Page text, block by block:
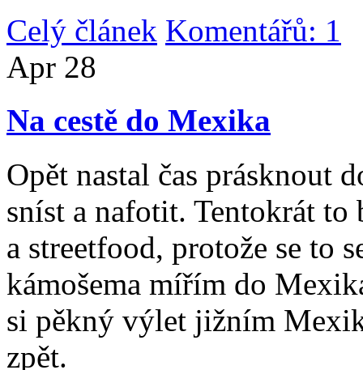
Celý článek Komentářů: 1
Apr 28
Na cestě do Mexika
Opět nastal čas prásknout
sníst a nafotit. Tentokrát
a streetfood, protože se to
kámošema mířím do
si pěkný výlet jižním
zpět.